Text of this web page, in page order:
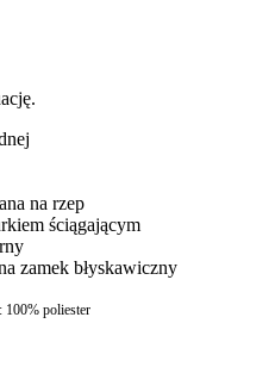
na rzep
ściągającym
zamek błyskawiczny
: 100% poliester